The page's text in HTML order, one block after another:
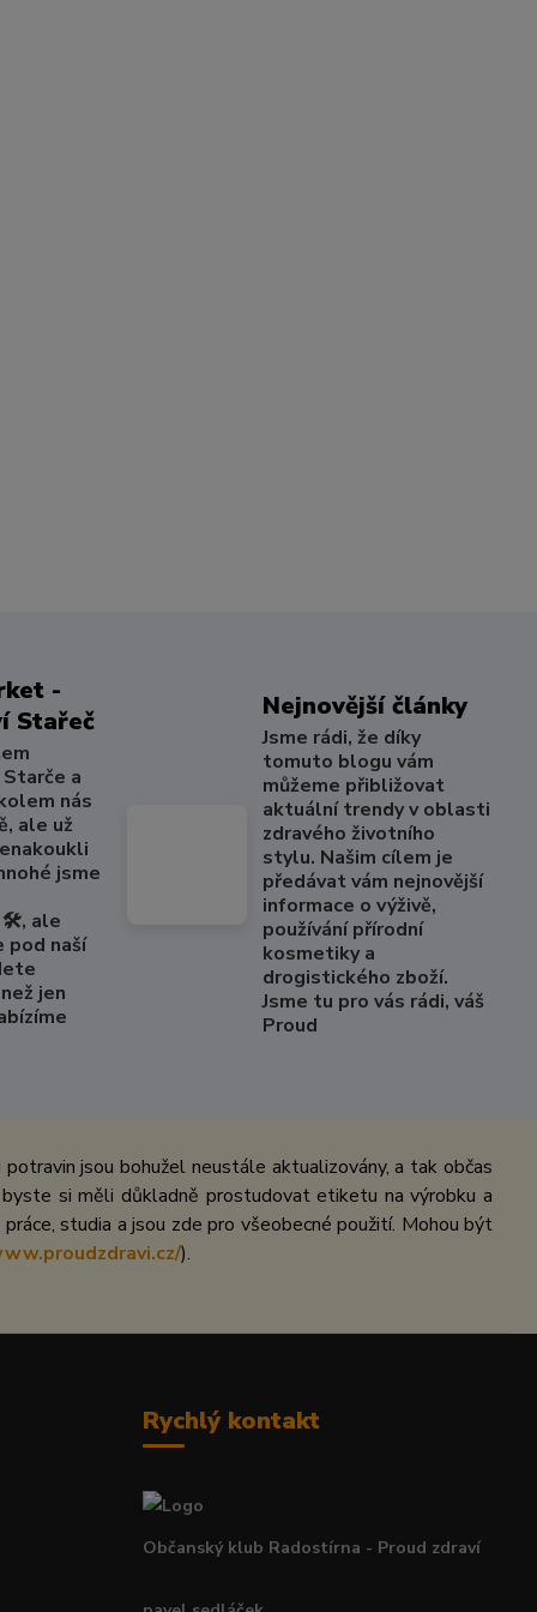
-
Stařeč
a
nás
ale už
jsme
🛠️, ale
pod naší
jen
Nejnovější články
Jsme rádi, že díky
tomuto blogu vám
můžeme přibližovat
aktuální trendy v oblasti
zdravého životního
stylu. Našim cílem je
předávat vám nejnovější
informace o výživě,
používání přírodní
kosmetiky a
drogistického zboží.
Jsme tu pro vás rádi, váš
Proud
jsou bohužel neustále aktualizovány, a tak občas
byste si měli důkladně prostudovat etiketu na výrobku a
studia a jsou zde pro všeobecné použití. Mohou být
).
Rychlý kontakt
Občanský klub Radostírna - Proud zdraví